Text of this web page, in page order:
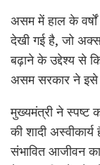
असम में हाल के
देखी गई है, जो
बढ़ाने के उद्देश्य से
असम सरकार ने इसे
मुख्यमंत्री ने स्पष्ट
की शादी
संभावित आजीवन